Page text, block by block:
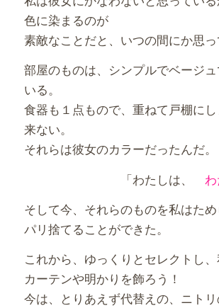
色に染まるのが
素敵なことだと、いつの間にか思っ
部屋のものは、シンプルでベージ
いる。
食器も１点もので、重ねて戸棚に
来ない。
それらは彼女のカラーだったんだ。
「わたしは、
そして今、それらのものを私はた
パリ捨てることができた。
これから、ゆっくりとセレクトし、
カーテンや明かりを飾ろう！
今は、とりあえず代替えの、ニト